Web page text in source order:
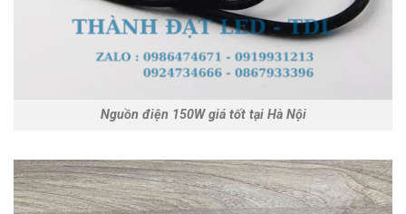
Nguồn điện 150W giá tốt tại Hà Nội